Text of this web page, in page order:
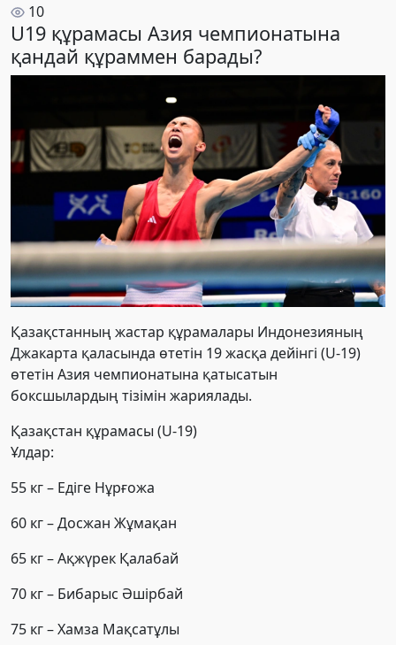
10
U19 құрамасы Азия чемпионатына
қандай құраммен барады?
Қазақстанның жастар құрамалары Индонезияның
Джакарта қаласында өтетін 19 жасқа дейінгі (U-19)
өтетін Азия чемпионатына қатысатын
боксшылардың тізімін жариялады.
Қазақстан құрамасы (U-19)
Ұлдар:
55 кг – Едіге Нұрғожа
60 кг – Досжан Жұмақан
65 кг – Ақжүрек Қалабай
70 кг – Бибарыс Әшірбай
75 кг – Хамза Мақсатұлы